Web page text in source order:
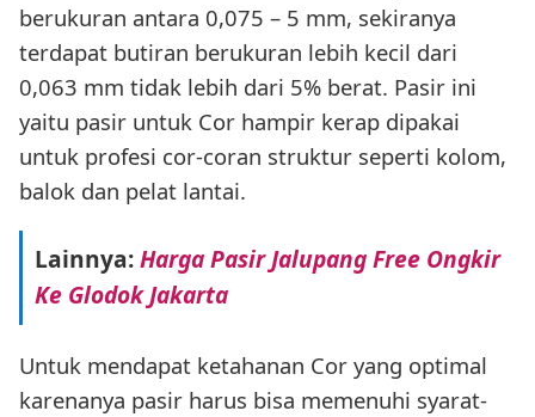
berukuran antara 0,075 – 5 mm, sekiranya
terdapat butiran berukuran lebih kecil dari
0,063 mm tidak lebih dari 5% berat. Pasir ini
yaitu pasir untuk Cor hampir kerap dipakai
untuk profesi cor-coran struktur seperti kolom,
balok dan pelat lantai.
Lainnya:Harga Pasir Jalupang Free Ongkir
Ke Glodok Jakarta
Untuk mendapat ketahanan Cor yang optimal
karenanya pasir harus bisa memenuhi syarat-